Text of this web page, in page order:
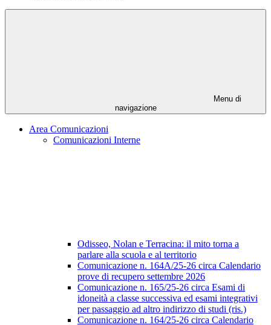
Menu di
navigazione
Area Comunicazioni
Comunicazioni Interne
Odisseo, Nolan e Terracina: il mito torna a
parlare alla scuola e al territorio
Comunicazione n. 164A/25-26 circa Calendario
prove di recupero settembre 2026
Comunicazione n. 165/25-26 circa Esami di
idoneità a classe successiva ed esami integrativi
per passaggio ad altro indirizzo di studi (ris.)
Comunicazione n. 164/25-26 circa Calendario